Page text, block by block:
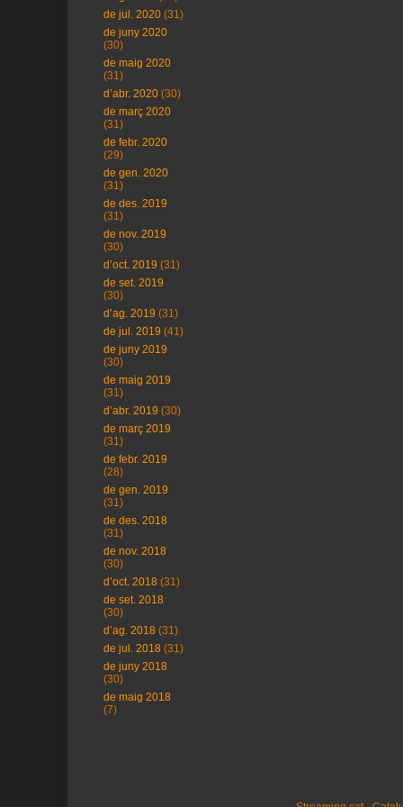
de jul. 2020 (31)
de juny 2020
(30)
de maig 2020
(31)
d’abr. 2020 (30)
de març 2020
(31)
de febr. 2020
(29)
de gen. 2020
(31)
de des. 2019
(31)
de nov. 2019
(30)
d’oct. 2019 (31)
de set. 2019
(30)
d’ag. 2019 (31)
de jul. 2019 (41)
de juny 2019
(30)
de maig 2019
(31)
d’abr. 2019 (30)
de març 2019
(31)
de febr. 2019
(28)
de gen. 2019
(31)
de des. 2018
(31)
de nov. 2018
(30)
d’oct. 2018 (31)
de set. 2018
(30)
d’ag. 2018 (31)
de jul. 2018 (31)
de juny 2018
(30)
de maig 2018
(7)